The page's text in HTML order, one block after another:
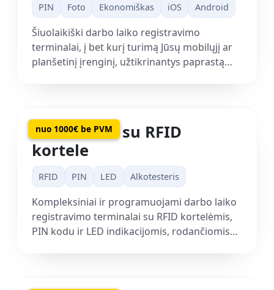
PIN Foto Ekonomiškas iOS Android
Šiuolaikiški darbo laiko registravimo
terminalai, į bet kurį turimą Jūsų mobilųjį ar
planšetinį įrenginį, užtikrinantys paprastą
nuo 1000€ be PVM
Terminalas su RFID
kortele
RFID PIN LED Alkotesteris
Kompleksiniai ir programuojami darbo laiko
registravimo terminalai su RFID kortelėmis,
PIN kodu ir LED indikacijomis, rodančiomis